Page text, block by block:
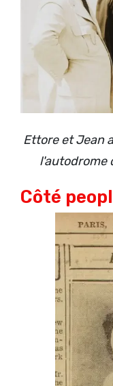
Ettore et Jean
l'autodrome
Côté